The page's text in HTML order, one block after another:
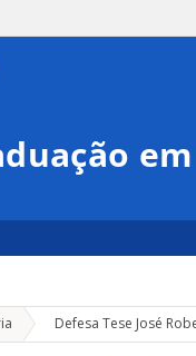
» Defesa Tese José